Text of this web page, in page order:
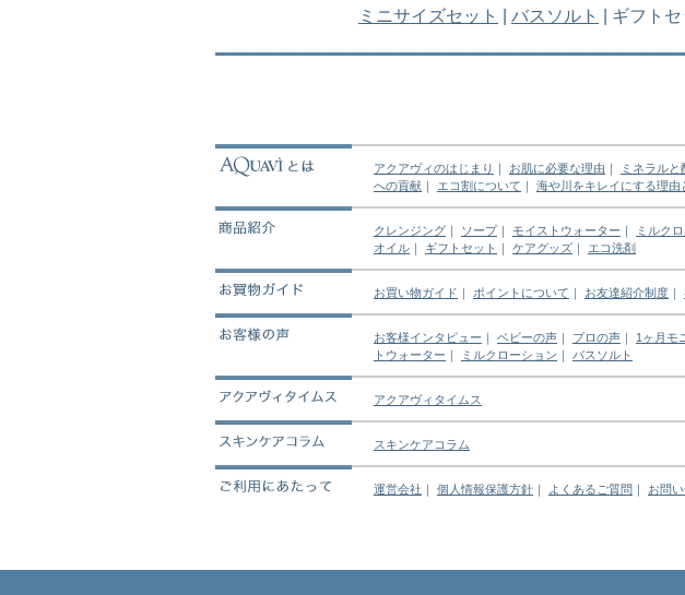
ミニサイズセット
バスソルト | ギフトセ
アクアヴィのはじまり ｜ お肌に必要な理由 ｜ ミネラルと
への貢献 ｜ エコ割について ｜ 海や川をキレイにする理由
クレンジング ｜ ソープ｜ モイストウォーター ｜ ミルク
オイル ｜ ギフトセット ｜ ケアグッズ ｜ エコ洗剤
お買い物ガイド ｜ ポイントについて ｜ お友達紹介制度 ｜
お客様インタビュー ｜ ベビーの声 ｜ プロの声 ｜ 1ヶ月モ
トウォーター ｜ ミルクローション ｜ バスソルト
アクアヴィタイムス
スキンケアコラム
運営会社 ｜ 個人情報保護方針 ｜ よくあるご質問 ｜ お問